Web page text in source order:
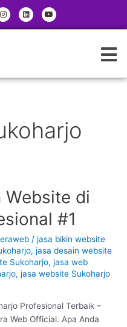
I
n
s
t
L
i
n
k
Y
o
u
t
Website di
#1
/jasa bikin website
,jasa desain website
Sukoharjo,jasa web
,jasa website Sukoharjo
Profesional Terbaik –
Web Official. Apa Anda